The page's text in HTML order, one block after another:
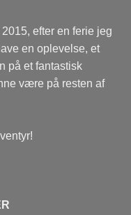
efter en ferie jeg
en oplevelse, et
på et fantastisk
være på resten af